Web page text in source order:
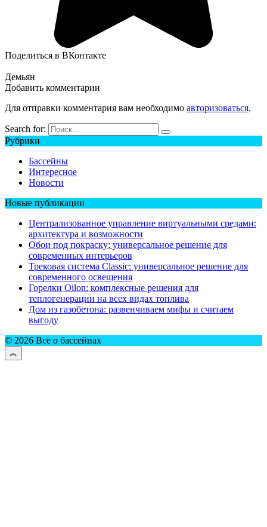
Поделиться в ВКонтакте
Демьян
Добавить комментарии
Для отправки комментария вам необходимо авторизоваться.
Search for:
Рубрики
Бассейны
Интересное
Новости
Новые публикации
Централизованное управление виртуальными средами:
архитектура и возможности
Обои под покраску: универсальное решение для
современных интерьеров
Трековая система Classic: универсальное решение для
современного освещения
Горелки Oilon: комплексные решения для
теплогенерации на всех видах топлива
Дом из газобетона: развенчиваем мифы и считаем
выгоду
© 2026 Все о бассейнах